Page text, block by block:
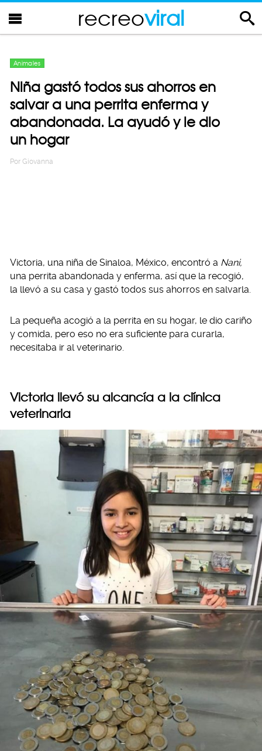
recreoviral
Animales
Niña gastó todos sus ahorros en
salvar a una perrita enferma y
abandonada. La ayudó y le dio
un hogar
Por Giovanna
Victoria, una niña de Sinaloa, México, encontró a Nani,
una perrita abandonada y enferma, así que la recogió,
la llevó a su casa y gastó todos sus ahorros en salvarla.
La pequeña acogió a la perrita en su hogar, le dio cariño
y comida, pero eso no era suficiente para curarla,
necesitaba ir al veterinario.
Victoria llevó su alcancía a la clínica
veterinaria